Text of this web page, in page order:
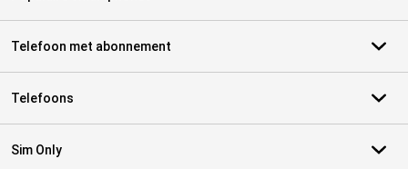
Telefoon met abonnement
Telefoons
Sim Only